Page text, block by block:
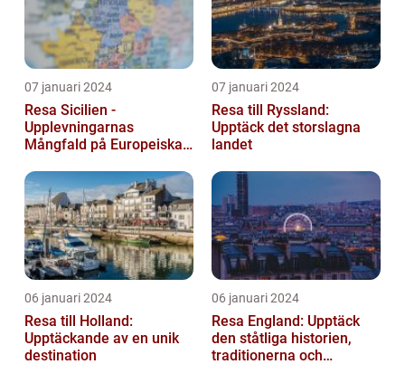
07 januari 2024
Resa Sicilien -
Upplevningarnas
Mångfald på Europeiska
07 januari 2024
Resa till Ryssland:
Upptäck det storslagna
landet
06 januari 2024
Resa till Holland:
Upptäckande av en unik
destination
06 januari 2024
Resa England: Upptäck
den ståtliga historien,
traditionerna och